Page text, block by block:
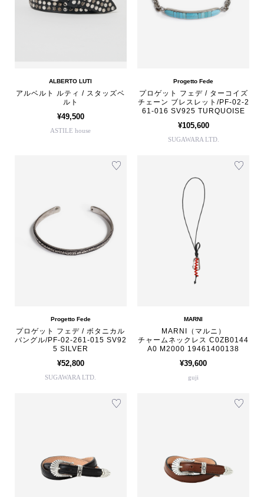
ALBERTO LUTI
アルベルト ルティ / スタッズベ
ルト
¥49,500
ASTILE house
Progetto Fede
プロゲット フェデ / ターコイズ
チェーン ブレスレット/PF-02-2
61-016 SV925 TURQUOISE
¥105,600
SUGAWARA LTD.
Progetto Fede
プロゲット フェデ / ボタニカル
バングル/PF-02-261-015 SV92
5 SILVER
¥52,800
SUGAWARA LTD.
MARNI
MARNI（マルニ）
チャームネックレス C0ZB0144
A0 M2000 19461400138
¥39,600
guji